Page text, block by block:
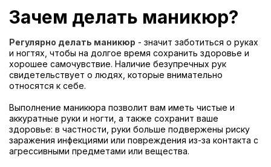
Зачем делать маникюр?
Регулярно делать маникюр - значит заботиться о руках
и ногтях, чтобы на долгое время сохранить здоровье и
хорошее самочувствие. Наличие безупречных рук
свидетельствует о людях, которые внимательно
относятся к себе.
Выполнение маникюра позволит вам иметь чистые и
аккуратные руки и ногти, а также сохранит ваше
здоровье: в частности, руки больше подвержены риску
заражения инфекциями или повреждения из-за контакта с
агрессивными предметами или вещества.